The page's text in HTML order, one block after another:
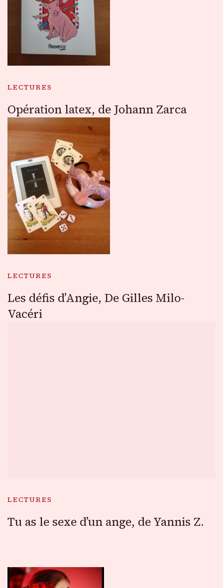
LECTURES
Opération latex, de Johann Zarca
LECTURES
Les défis d’Angie, De Gilles Milo-
Vacéri
LECTURES
Tu as le sexe d’un ange, de Yannis Z.